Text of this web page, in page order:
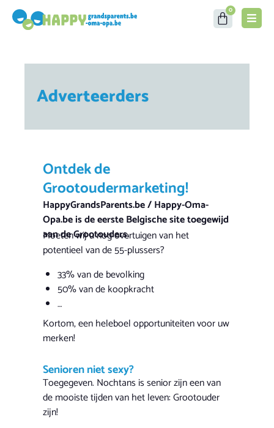
0
Adverteerders
Ontdek de
Grootoudermarketing!
HappyGrandsParents.be / Happy-Oma-
Opa.be is de eerste Belgische site toegewijd
aan de Grootouders.
Moeten wij u nog overtuigen van het
potentieel van de 55-plussers?
33% van de bevolking
50% van de koopkracht
…
Kortom, een heleboel opportuniteiten voor uw
merken!
Senioren niet sexy?
Toegegeven. Nochtans is senior zijn een van
de mooiste tijden van het leven: Grootouder
zijn!